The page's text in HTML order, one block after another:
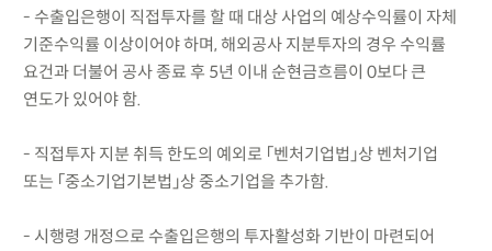
- 수출입은행이 직접투자를 할 때 대상 사업의 예상수익률이 자체
기준수익률 이상이어야 하며, 해외공사 지분투자의 경우 수익률
요건과 더불어 공사 종료 후 5년 이내 순현금흐름이 0보다 큰
연도가 있어야 함.
- 직접투자 지분 취득 한도의 예외로 「벤처기업법」상 벤처기업
또는 「중소기업기본법」상 중소기업을 추가함.
- 시행령 개정으로 수출입은행의 투자활성화 기반이 마련되어